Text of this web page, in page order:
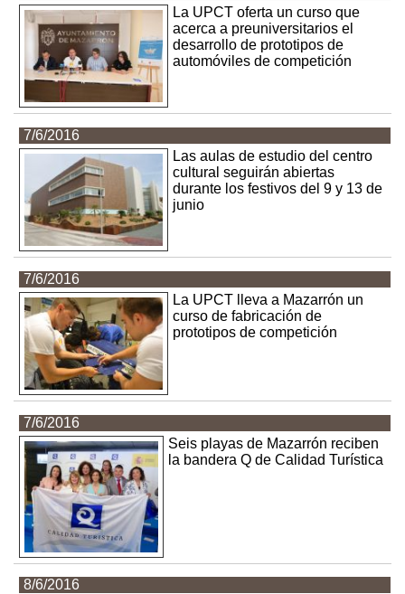
La UPCT oferta un curso que
acerca a preuniversitarios el
desarrollo de prototipos de
automóviles de competición
7/6/2016
Las aulas de estudio del centro
cultural seguirán abiertas
durante los festivos del 9 y 13 de
junio
7/6/2016
La UPCT lleva a Mazarrón un
curso de fabricación de
prototipos de competición
7/6/2016
Seis playas de Mazarrón reciben
la bandera Q de Calidad Turística
8/6/2016